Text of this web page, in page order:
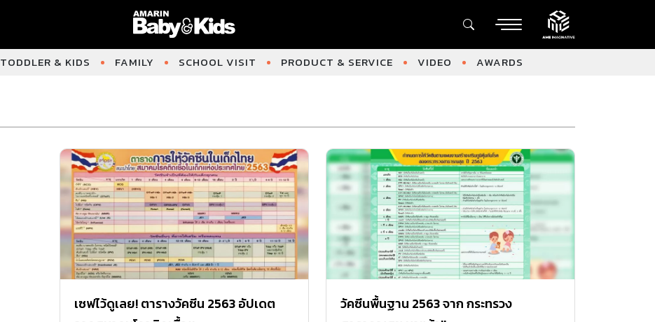
TODDLER & KIDS FAMILY SCHOOL VISIT PRODUCT & SERVICE VIDEO AWARDS
เซฟไว้ดูเลย! ตารางวัคซีน 2563 อัปเดต
วัคซีนพื้นฐาน 2563 จาก กระทรวง